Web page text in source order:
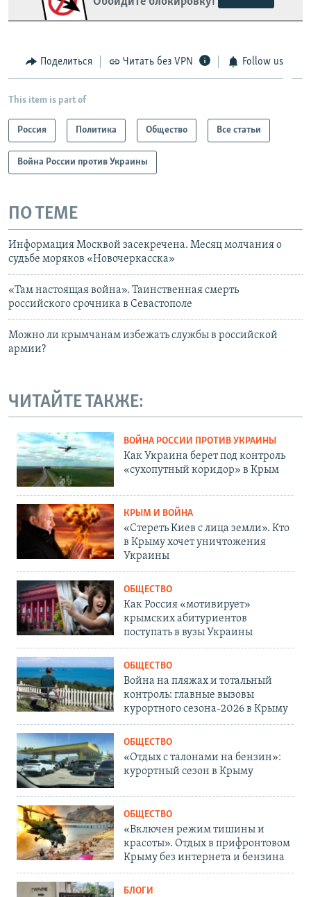
Поделиться Читать без VPN Follow us
This item is part of
Россия Политика Общество Все статьи
Война России против Украины
ПО ТЕМЕ
Информация Москвой засекречена. Месяц молчания о
судьбе моряков «Новочеркасска»
«Там настоящая война». Таинственная смерть
российского срочника в Севастополе
Можно ли крымчанам избежать службы в российской
армии?
ЧИТАЙТЕ ТАКЖЕ:
ВОЙНА РОССИИ ПРОТИВ УКРАИНЫ
Как Украина берет под контроль
«сухопутный коридор» в Крым
КРЫМ И ВОЙНА
«Стереть Киев с лица земли». Кто
в Крыму хочет уничтожения
Украины
ОБЩЕСТВО
Как Россия «мотивирует»
крымских абитуриентов
поступать в вузы Украины
ОБЩЕСТВО
Война на пляжах и тотальный
контроль: главные вызовы
курортного сезона-2026 в Крыму
ОБЩЕСТВО
«Отдых с талонами на бензин»:
курортный сезон в Крыму
ОБЩЕСТВО
«Включен режим тишины и
красоты». Отдых в прифронтовом
Крыму без интернета и бензина
БЛОГИ